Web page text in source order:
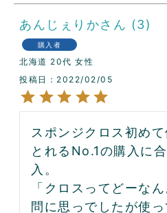
あんじぇりか 3
購入者
北海道 20代 女性
投稿日
2022/02/05
スポンジクロス初めて
とれるNo.1の購入に
入。
「クロスってどーな
問に思っでしたが使っ